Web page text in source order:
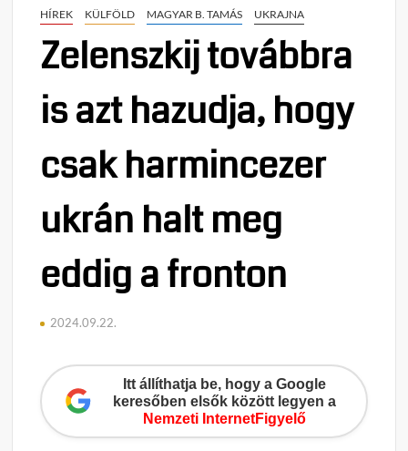
HÍREK KÜLFÖLD MAGYAR B. TAMÁS UKRAJNA
Zelenszkij továbbra
is azt hazudja, hogy
csak harmincezer
ukrán halt meg
eddig a fronton
2024.09.22.
Itt állíthatja be, hogy a Google
keresőben elsők között legyen a
Nemzeti InternetFigyelő